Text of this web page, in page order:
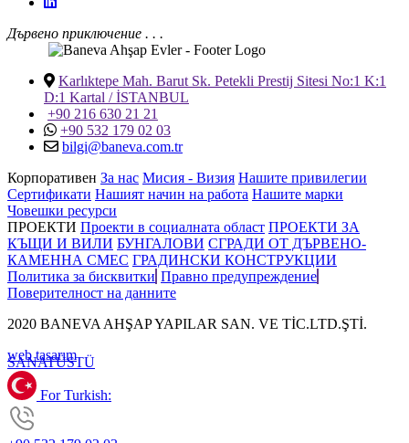
Дървено приключение . . .
Karlıktepe Mah. Barut Sk. Petekli Prestij Sitesi No:1 K:1
D:1 Kartal / İSTANBUL
+90 216 630 21 21
+90 532 179 02 03
bilgi@baneva.com.tr
Корпоративен За нас Мисия - Визия Нашите привилегии
Сертификати Нашият начин на работа Нашите марки
Човешки ресурси
ПРОЕКТИ Проекти в социалната област ПРОЕКТИ ЗА
КЪЩИ И ВИЛИ БУНГАЛОВИ СГРАДИ ОТ ДЪРВЕНО-
КАМЕННА СМЕС ГРАДИНСКИ КОНСТРУКЦИИ
Политика за бисквитки Правно предупреждение
Поверителност на данните
2020 BANEVA AHŞAP YAPILAR SAN. VE TİC.LTD.ŞTİ.
web tasarım
SANATÜSTÜ
For Turkish: